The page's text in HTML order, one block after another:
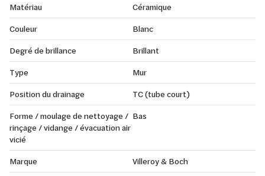
Matériau
Céramique
Couleur
Blanc
Degré de brillance
Brillant
Type
Mur
Position du drainage
TC (tube court)
Forme / moulage de nettoyage /
rinçage / vidange / évacuation air
vicié
Bas
Marque Villeroy & Boch